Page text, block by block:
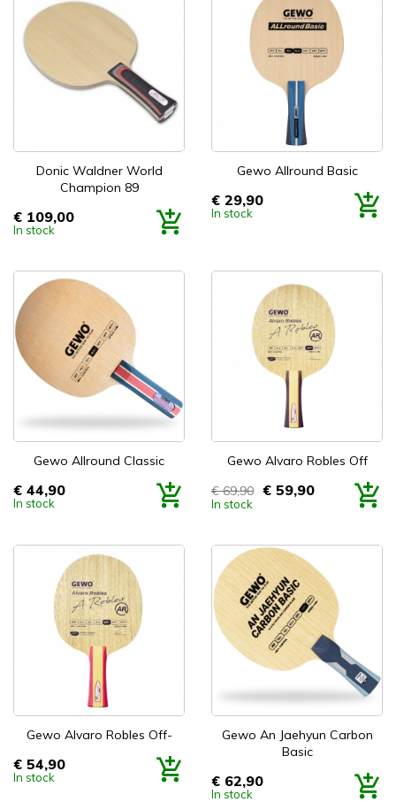
Donic Waldner World
Champion 89
Prijs
€ 109,00
In stock
Gewo Allround Basic
Prijs
€ 29,90
In stock
Gewo Allround Classic
Prijs
€ 44,90
In stock
Gewo Alvaro Robles Off
Prijs
€ 69,90 € 59,90
In stock
Gewo Alvaro Robles Off-
Prijs
€ 54,90
In stock
Gewo An Jaehyun Carbon
Basic
Prijs
€ 62,90
In stock